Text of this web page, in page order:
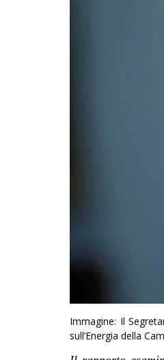
Immagine: Il
sull’Energia della